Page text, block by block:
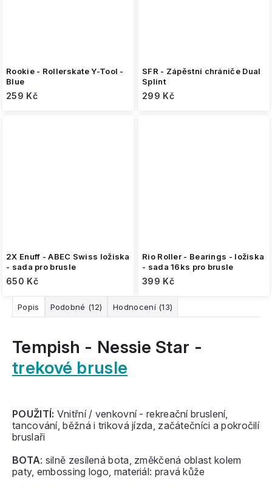
Rookie - Rollerskate Y-Tool -
Blue
259 Kč
SFR - Zápěstní chrániče Dual
Splint
299 Kč
2X Enuff - ABEC Swiss ložiska
- sada pro brusle
650 Kč
Rio Roller - Bearings - ložiska
- sada 16ks pro brusle
399 Kč
Popis Podobné (12) Hodnocení (13)
Tempish - Nessie Star -
trekové brusle
POUŽITÍ: Vnitřní / venkovní - rekreační bruslení,
tancování, běžná i triková jízda, začátečníci a pokročilí
bruslaři
BOTA: silně zesílená bota, změkčená oblast kolem
paty, embossing logo, materiál: pravá kůže